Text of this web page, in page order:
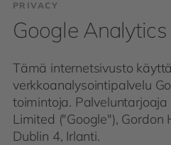
PRIVACY
Google Analytics
Tämä internetsivusto
verkkoanalysointipalvelu
toimintoja. Palveluntarjoaja
Limited ("Google"), Gordon
Dublin 4, Irlanti.